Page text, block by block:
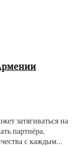
затягиваться на
партнёра,
с каждым...